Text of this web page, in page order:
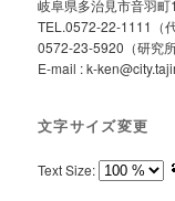
岐阜県多治見市音羽町
TEL.0572-22-1111（代
0572-23-5920（研究所
E-mail : k-
文字サイズ変更
Text Size: